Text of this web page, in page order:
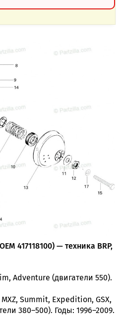
417118100) — техника BRP,
Adventure (двигатели 550).
MXZ, Summit, Expedition, GSX,
380–500). Годы: 1996–2009.